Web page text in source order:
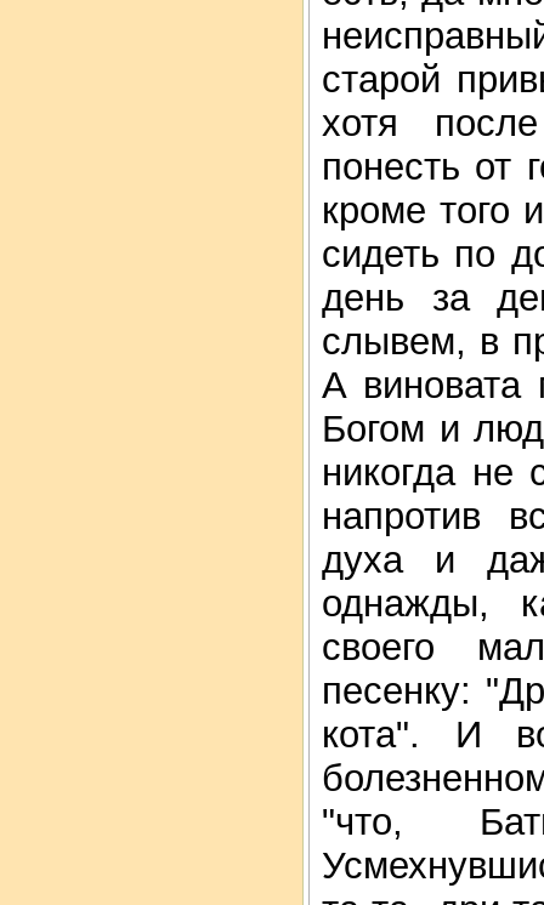
старой
хотя
понесть от
кроме того
сидеть по
день за
слывем, в
А виновата
Богом и
никогда не
напротив
духа и
однажды,
своего
песенку:
кота". И
"что,